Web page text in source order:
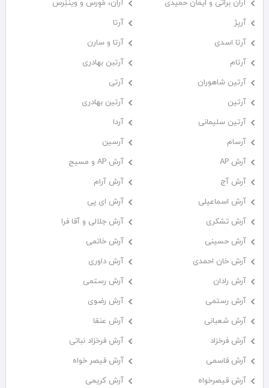
آران براتی و ایمان حمیدی
آران، مُوِرس و وینتِرس
آرپژ
آرتا
آرتا اسدی
آرتا و سارن
آرتام
آرتبن بهادری
آرتين شاهوران
آرتی
آرتین
آرتین بهادری
آرتین سلیمانی
آردا
آرسام
آرسین
آرش AP
آرش AP و مسیح
آرش آج
آرش آرام
آرش اسماعیلی
آرش ای پی
آرش تشکری
آرش جلالی و آقا فرا
آرش حسینی
آرش خاتمی
آرش خان احمدی
آرش داوری
آرش رادان
آرش رستمى
آرش رستمی
آرش رضوی
آرش شعبانی
آرش عنقا
آرش فرخزاد
آرش فرخزاد نباتی
آرش قاسمی
آرش قیصر خواه
آرش قیصرخواه
آرش کریمی